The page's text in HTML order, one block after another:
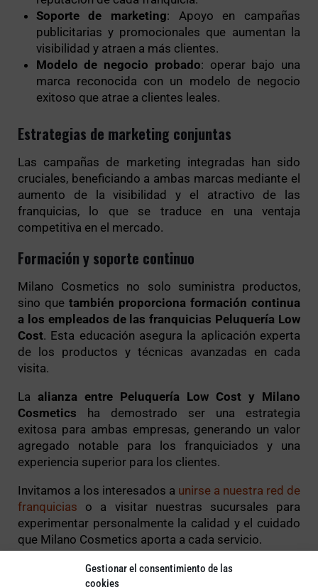
Gestionar el consentimiento de las
cookies
Soporte de marketing: Apoyo en campañas
publicitarias y promocionales que aumentan la
visibilidad y atraen a más clientes.
Modelo de negocio probado: operar bajo una
marca reconocida con un modelo de negocio
exitoso que atrae a clientes leales.
Estrategias de marketing conjuntas
Las campañas de marketing integradas han sido
cruciales, beneficiando a ambas marcas mediante el
aumento de la visibilidad y el atractivo de las
franquicias, lo que se traduce en una ventaja
competitiva en el mercado.
Formación y soporte continuo
Milano Cosmetics no solo suministra productos,
sino que también proporciona formación continua
a los empleados de las franquicias Peluquería Low
Cost. Esta educación asegura la aplicación experta
de los productos y técnicas avanzadas en cada
visita.
La alianza entre Peluquería Low Cost y Milano
Cosmetics ha demostrado ser una estrategia
exitosa para ambas empresas, generando un valor
agregado notable para los franquiciados y una
experiencia superior para los clientes.
Invitamos a los interesados a unirse a nuestra red de
franquicias o a visitar nuestras sucursales para
experimentar personalmente la calidad y el cuidado
que Milano Cosmetics aporta a cada servicio.